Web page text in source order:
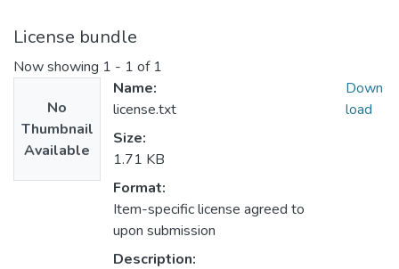
License bundle
Now showing 1 - 1 of 1
No
Thumbnail
Available
Name:
license.txt
Size:
1.71 KB
Format:
Item-specific license agreed to
upon submission
Description:
Down
load